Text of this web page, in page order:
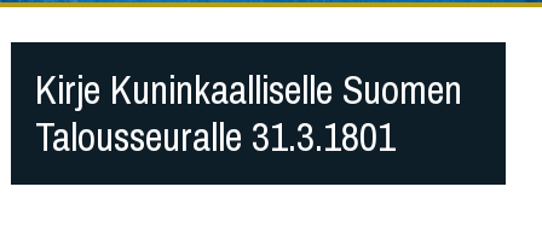
Kirje Kuninkaalliselle Suomen
Talousseuralle 31.3.1801